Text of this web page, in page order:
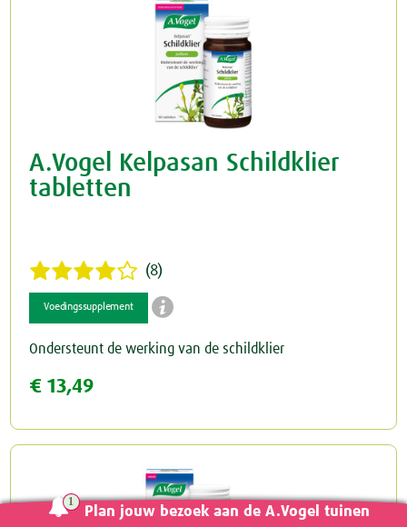
A.Vogel Kelpasan Schildklier
tabletten
(8)
Voedingssupplement 
Ondersteunt de werking van de schildklier
€ 13,49
Plan jouw bezoek aan de A.Vogel tuinen